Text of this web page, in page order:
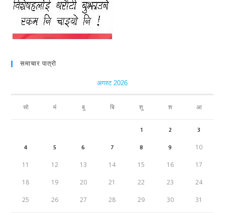
समाचार पात्रो
अगस्ट 2026
सो मं बु बि शु श आ
1 2
3
4
5 6 7 8 9 10
11 12 13 14 15 16 17
18 19 20 21 22 23 24
25 26 27 28 29 30 31